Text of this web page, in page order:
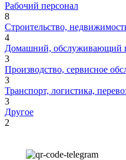
Рабочий персонал
8
Строительство,
4
Домашний, обслуживающий
3
Производство, сервисное
3
Транспорт, логистика,
3
Другое
2